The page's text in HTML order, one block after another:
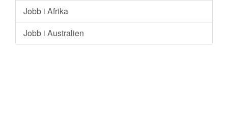
Jobb i Afrika
Jobb i Australien